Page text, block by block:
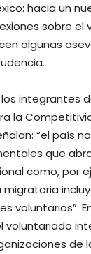
hacia un
sobre el
algunas
integrantes
la
“el país
que
como, por
voluntarios”.
voluntariado
de